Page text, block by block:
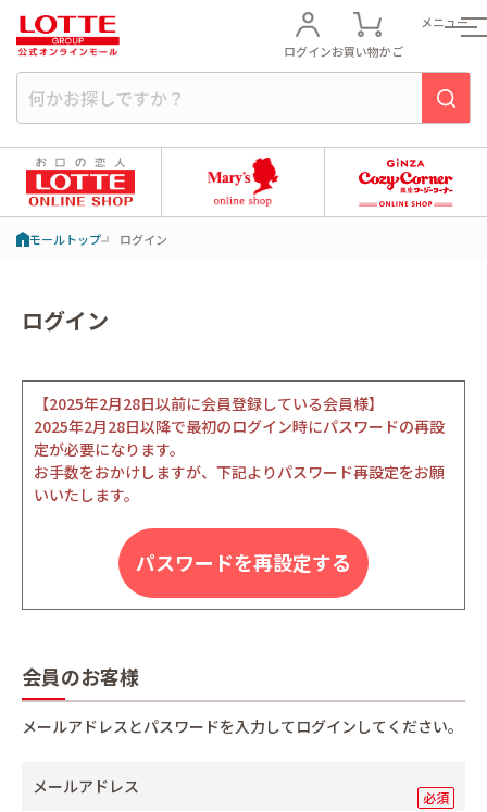
ログインお買い物かご
メニュー
モールトップ ログイン
ログイン
【2025年2月28日以前に会員登録している会員様】
2025年2月28日以降で最初のログイン時にパスワードの再設
定が必要になります。
お手数をおかけしますが、下記よりパスワード再設定をお願
いいたします。
パスワードを再設定する
会員のお客様
メールアドレスとパスワードを入力してログインしてください。
メールアドレス